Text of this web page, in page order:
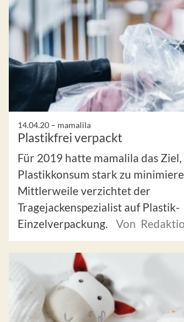
14.04.20 – mamalila
Plastikfrei verpackt
Für 2019 hatte mamalila das Ziel,
Plastikkonsum stark zu
Mittlerweile verzichtet der
Tragejackenspezialist auf Plastik-
Einzelverpackung.
Von